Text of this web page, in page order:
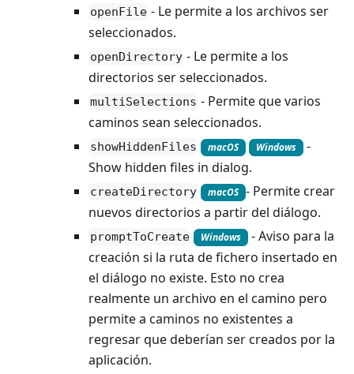
openFile - Le permite a los archivos ser
seleccionados.
openDirectory - Le permite a los
directorios ser seleccionados.
multiSelections - Permite que varios
caminos sean seleccionados.
showHiddenFiles macOS Windows
-
Show hidden files in dialog.
createDirectory macOS - Permite crear
nuevos directorios a partir del diálogo.
promptToCreate Windows
- Aviso para la
creación si la ruta de fichero insertado en
el diálogo no existe. Esto no crea
realmente un archivo en el camino pero
permite a caminos no existentes a
regresar que deberían ser creados por la
aplicación.